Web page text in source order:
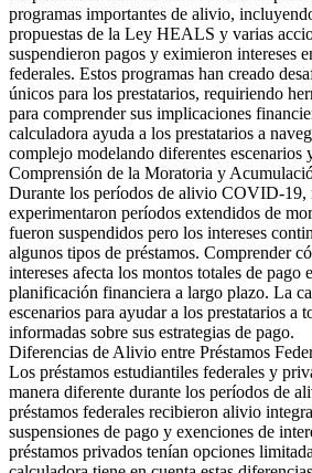
programas importantes de alivio,
propuestas de la Ley HEALS y varias
suspendieron pagos y eximieron intereses
federales. Estos programas han creado
únicos para los prestatarios, requiriendo
para comprender sus implicaciones
calculadora ayuda a los prestatarios a
complejo modelando diferentes escenarios
Comprensión de la Moratoria y
Durante los períodos de alivio COVID-19,
experimentaron períodos extendidos de
fueron suspendidos pero los intereses
algunos tipos de préstamos. Comprender
intereses afecta los montos totales de pago
planificación financiera a largo plazo. La
escenarios para ayudar a los prestatarios a
informadas sobre sus estrategias de pago.
Diferencias de Alivio entre Préstamos
Los préstamos estudiantiles federales y
manera diferente durante los períodos de
préstamos federales recibieron alivio
suspensiones de pago y exenciones de
préstamos privados tenían opciones